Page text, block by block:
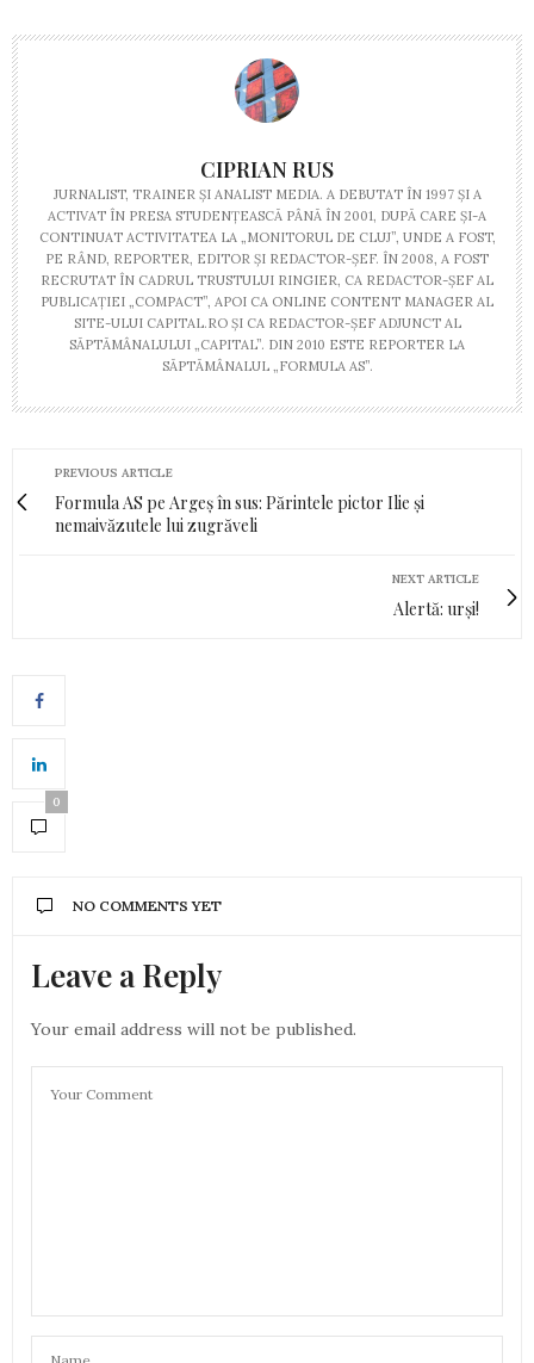
CIPRIAN RUS
JURNALIST, TRAINER ŞI ANALIST MEDIA. A DEBUTAT ÎN 1997 ŞI A
ACTIVAT ÎN PRESA STUDENŢEASCĂ PÂNĂ ÎN 2001, DUPĂ CARE ŞI-A
CONTINUAT ACTIVITATEA LA „MONITORUL DE CLUJ”, UNDE A FOST,
PE RÂND, REPORTER, EDITOR ŞI REDACTOR-ŞEF. ÎN 2008, A FOST
RECRUTAT ÎN CADRUL TRUSTULUI RINGIER, CA REDACTOR-ŞEF AL
PUBLICAŢIEI „COMPACT”, APOI CA ONLINE CONTENT MANAGER AL
SITE-ULUI CAPITAL.RO ŞI CA REDACTOR-ŞEF ADJUNCT AL
SĂPTĂMÂNALULUI „CAPITAL”. DIN 2010 ESTE REPORTER LA
SĂPTĂMÂNALUL „FORMULA AS”.
PREVIOUS ARTICLE
Formula AS pe Argeș în sus: Părintele pictor Ilie și
nemaivăzutele lui zugrăveli
NEXT ARTICLE
Alertă: urși!
0
NO COMMENTS YET
Leave a Reply
Your email address will not be published.